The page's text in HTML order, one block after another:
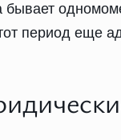
период еще